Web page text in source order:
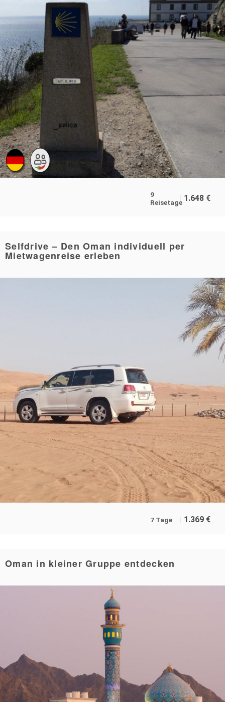
9
Reisetage 1.648 €
Selfdrive – Den Oman individuell per
Mietwagenreise erleben
7 Tage 1.369 €
Oman in kleiner Gruppe entdecken